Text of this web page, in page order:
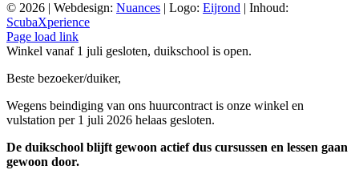
© 2026 | Webdesign: Nuances | Logo: Eijrond | Inhoud:
ScubaXperience
Facebook
X
YouTube
Google
Reviews
Page load link
Winkel vanaf 1 juli gesloten, duikschool is open.
Beste bezoeker/duiker,
Wegens beindiging van ons huurcontract is onze winkel en
vulstation per 1 juli 2026 helaas gesloten.
De duikschool blijft gewoon actief dus cursussen en lessen gaan
gewoon door.